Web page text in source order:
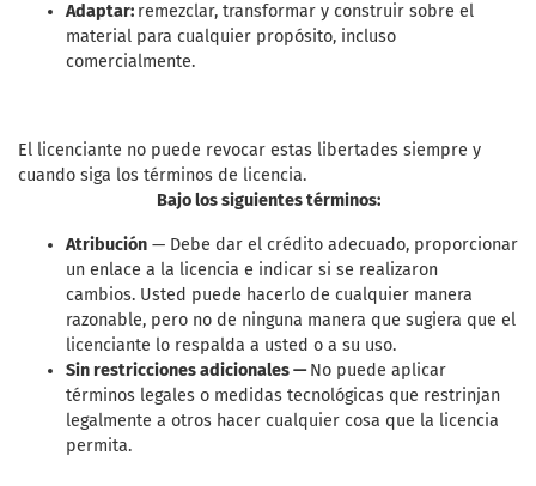
Adaptar: remezclar, transformar y construir sobre el
material para cualquier propósito, incluso
comercialmente.
El licenciante no puede revocar estas libertades siempre y
cuando siga los términos de licencia.
Bajo los siguientes términos:
Atribución — Debe dar el crédito adecuado, proporcionar
un enlace a la licencia e indicar si se realizaron
cambios. Usted puede hacerlo de cualquier manera
razonable, pero no de ninguna manera que sugiera que el
licenciante lo respalda a usted o a su uso.
Sin restricciones adicionales —No puede aplicar
términos legales o medidas tecnológicas que restrinjan
legalmente a otros hacer cualquier cosa que la licencia
permita.